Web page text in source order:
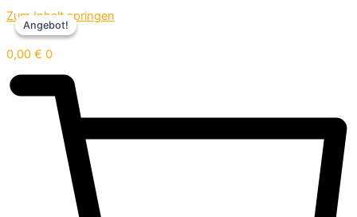
Zum Inhalt springen
0,00 € 0
Angebot!
Angebot!